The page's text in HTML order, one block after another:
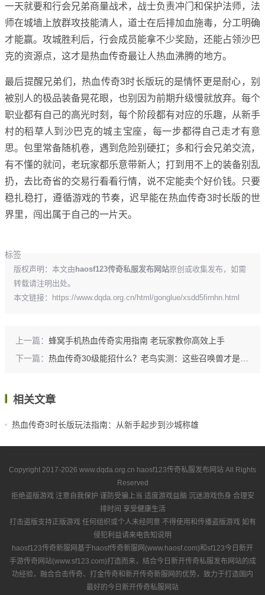
一天就要和行会兄弟商量战术，战士负责冲门和保护法师，法
师在城墙上放群攻技能清人，道士在后排加血施毒，分工明确
才能赢。攻城胜利后，行会成员能拿不少奖励，还能占领沙巴
克的资源点，这才是热血传奇最让人热血沸腾的地方。
最后提醒兄弟们，热血传奇3时长版玩的是情怀更是耐心，别
被别人的极品装备晃花眼，也别因为前期升级慢就放弃。每个
职业都有自己的高光时刻，每个阶段都有对应的乐趣，从新手
村的稻草人到沙巴克的城主宝座，每一步都得自己走才有意
思。包里常备随机卷，遇到危险别硬扛；多和行会兄弟交流，
有不懂的就问，老玩家都乐意带新人；打到用不上的装备别乱
扔，去比奇省的交易行看看行情，说不定能卖个好价钱。只要
稳扎稳打，遵循游戏的节奏，迟早能在热血传奇3时长版的世
界里，闯出属于自己的一片天。
标签
版权声明：本文由haosf123传奇私服发布网站原创或收集发布，如需
转载请注明出处。
本文链接： https://www.dqda.org.cn/html/gonglue/xsdd5firnhn.html
上一篇： 蜂窝手机热血传奇实用指南 老玩家教你高效上手
下一篇： 热血传奇30级能招什么？老鸟实测：这些召唤兽才是升级利器
相关文章
热血传奇3时长版玩法指南：从新手起步到沙城称雄
Copyright 2017-2026 www.dqda.org.cn haosf123传奇私服发布网站 All Rights
Reserved
拒绝盗版游戏 注意自我保护 谨防受骗上当 适度游戏益脑 沉迷游戏伤身 合理安
排时间 享受健康生活
打击盗版支持正版游戏 任何组织或个人未经同意 不得使用和传播盗版游戏 如有
侵犯利益请来电告知说明
haosf123传奇新服网基于haosf传奇新服网(www.haosf.com)和sf123今日新开
手游传奇网站(www.sf123.com)打造而来，结合今日新开传奇私服发布网站的成
功经验，融合合击传奇、打金传奇和新开传奇新服网的优势，致力于打造国内
最好的今日新开传奇私服网站